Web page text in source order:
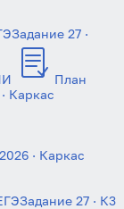
Задание 27 ·
План
Каркас
· Каркас
Задание 27 · К3